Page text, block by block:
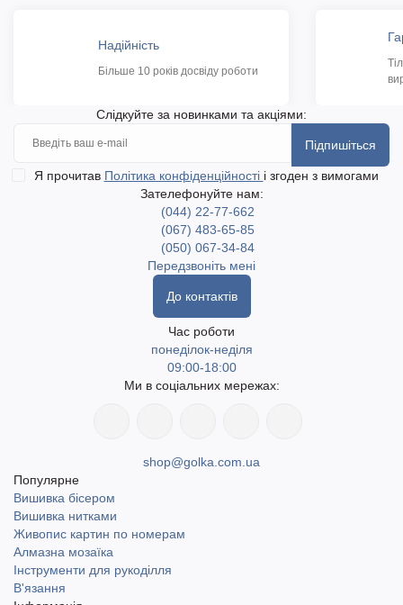
Надійність
Більше 10 років досвіду роботи
Слідкуйте за новинками та акціями:
Підпишіться
Я прочитав Політика конфіденційності і згоден з вимогами
Зателефонуйте нам:
(044) 22-77-662
(067) 483-65-85
(050) 067-34-84
Передзвоніть мені
До контактів
Час роботи
понеділок-неділя
09:00-18:00
Ми в соціальних мережах:
shop@golka.com.ua
Популярне
Вишивка бісером
Вишивка нитками
Живопис картин по номерам
Алмазна мозаїка
Інструменти для рукоділля
В'язання